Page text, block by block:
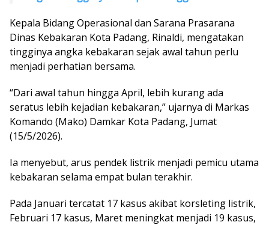
Kepala Bidang Operasional dan Sarana Prasarana
Dinas Kebakaran Kota Padang, Rinaldi, mengatakan
tingginya angka kebakaran sejak awal tahun perlu
menjadi perhatian bersama.
“Dari awal tahun hingga April, lebih kurang ada
seratus lebih kejadian kebakaran,” ujarnya di Markas
Komando (Mako) Damkar Kota Padang, Jumat
(15/5/2026).
Ia menyebut, arus pendek listrik menjadi pemicu utama
kebakaran selama empat bulan terakhir.
Pada Januari tercatat 17 kasus akibat korsleting listrik,
Februari 17 kasus, Maret meningkat menjadi 19 kasus,